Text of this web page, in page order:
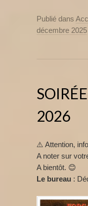
Publié dans
décembre 2025
2026
⚠️ Attention,
A noter sur
A bientôt. 😊
Le bureau :